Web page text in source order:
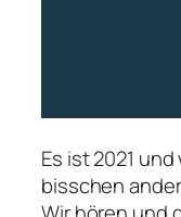
Es ist 2021
bisschen